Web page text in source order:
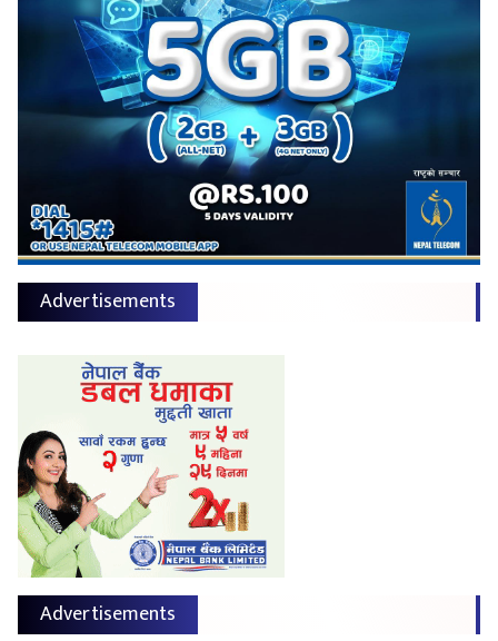
Advertisements
Advertisements